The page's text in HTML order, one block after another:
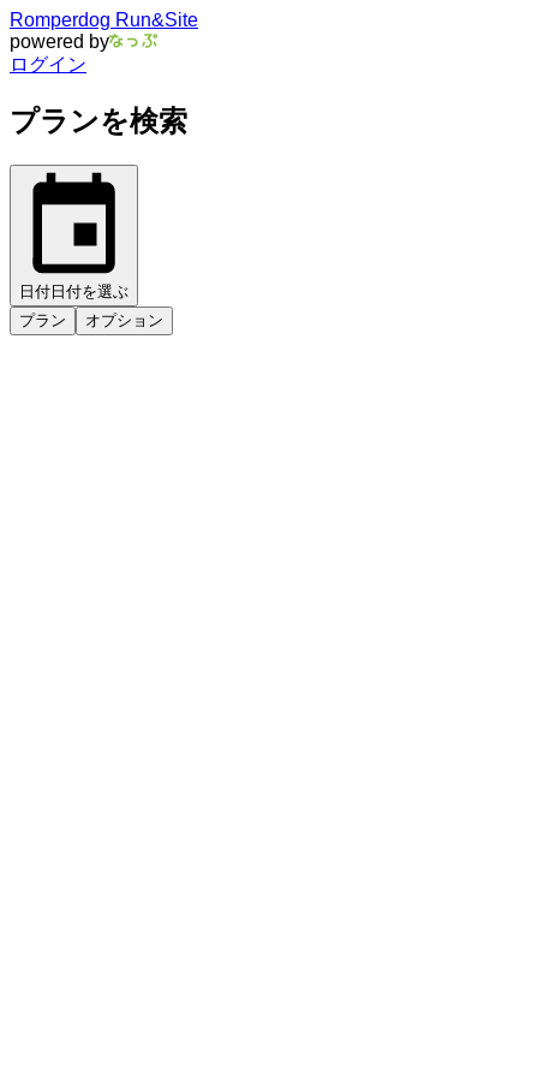
Romperdog Run&Site
powered by
ログイン
プランを検索
日付 日付を選ぶ
プラン
オプション